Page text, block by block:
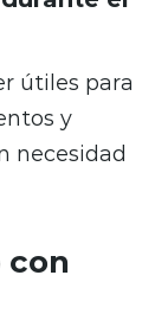
útiles para
y
necesidad
con